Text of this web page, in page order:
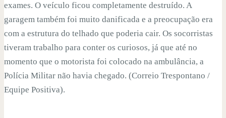
exames. O veículo ficou completamente destruído. A
garagem também foi muito danificada e a preocupação era
com a estrutura do telhado que poderia cair. Os socorristas
tiveram trabalho para conter os curiosos, já que até no
momento que o motorista foi colocado na ambulância, a
Polícia Militar não havia chegado. (Correio Trespontano /
Equipe Positiva).